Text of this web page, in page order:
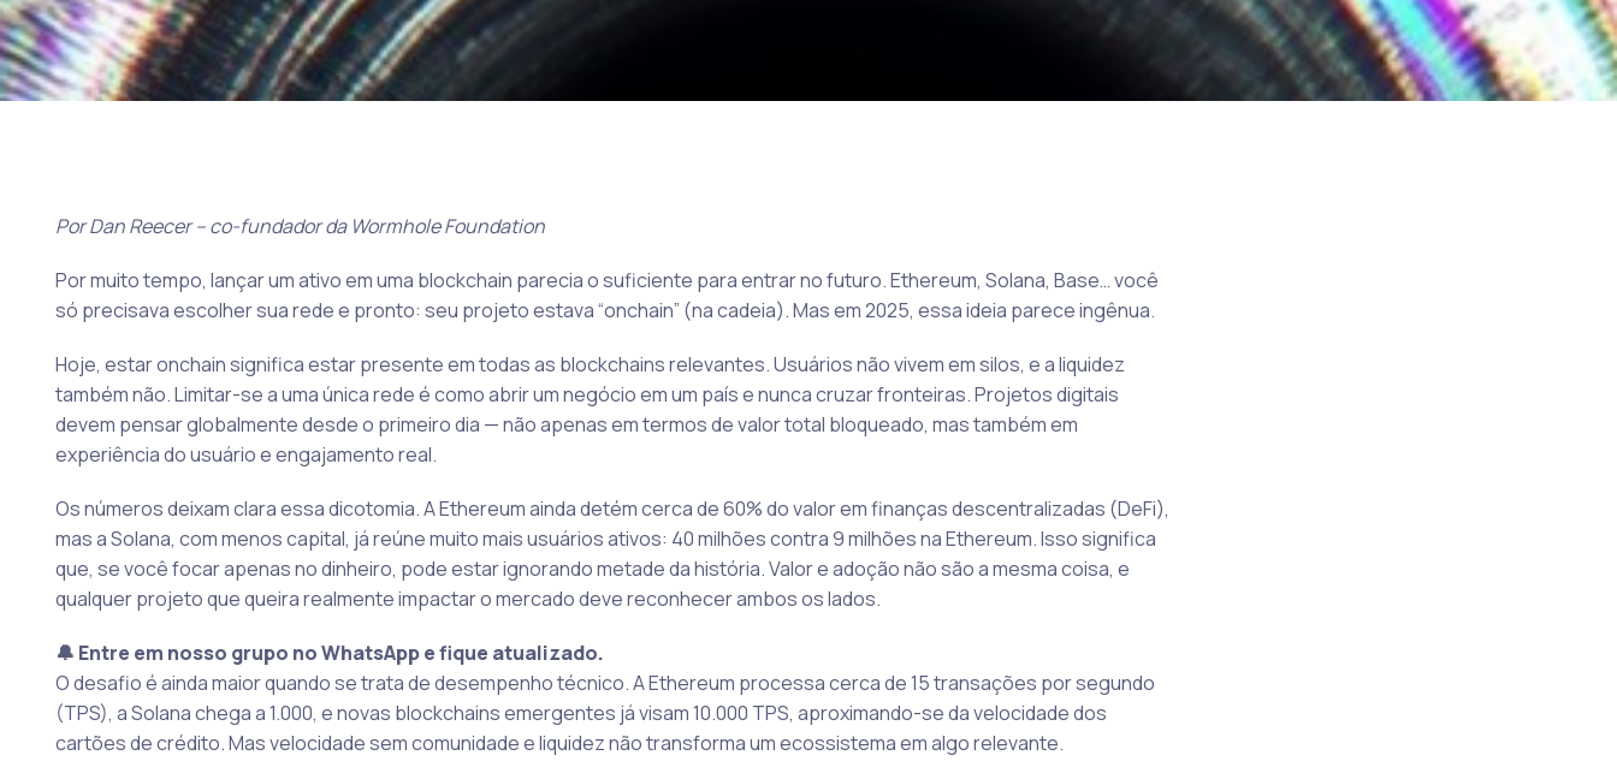
Por Dan Reecer – co-fundador da Wormhole Foundation
Por muito tempo, lançar um ativo em uma blockchain parecia o suficiente para entrar no futuro. Ethereum, Solana, Base… você
só precisava escolher sua rede e pronto: seu projeto estava “onchain” (na cadeia). Mas em 2025, essa ideia parece ingênua.
Hoje, estar onchain significa estar presente em todas as blockchains relevantes. Usuários não vivem em silos, e a liquidez
também não. Limitar-se a uma única rede é como abrir um negócio em um país e nunca cruzar fronteiras. Projetos digitais
devem pensar globalmente desde o primeiro dia — não apenas em termos de valor total bloqueado, mas também em
experiência do usuário e engajamento real.
Os números deixam clara essa dicotomia. A Ethereum ainda detém cerca de 60% do valor em finanças descentralizadas (DeFi),
mas a Solana, com menos capital, já reúne muito mais usuários ativos: 40 milhões contra 9 milhões na Ethereum. Isso significa
que, se você focar apenas no dinheiro, pode estar ignorando metade da história. Valor e adoção não são a mesma coisa, e
qualquer projeto que queira realmente impactar o mercado deve reconhecer ambos os lados.
🔔 Entre em nosso grupo no WhatsApp e fique atualizado.
O desafio é ainda maior quando se trata de desempenho técnico. A Ethereum processa cerca de 15 transações por segundo
(TPS), a Solana chega a 1.000, e novas blockchains emergentes já visam 10.000 TPS, aproximando-se da velocidade dos
cartões de crédito. Mas velocidade sem comunidade e liquidez não transforma um ecossistema em algo relevante.